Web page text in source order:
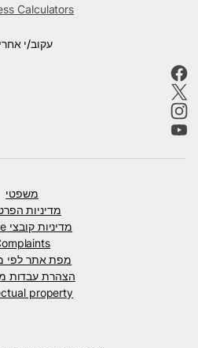
Calculators
עקוב/י אחרינו
משפטי
מדיניות
מדיניות קובצי Cookie
Complaints
מפת אתר לפי
הצהרת עבדות
property